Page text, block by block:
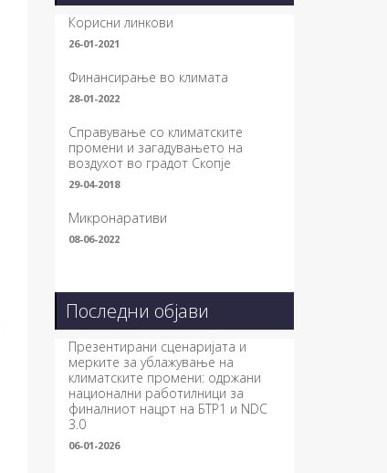
Корисни линкови
26-01-2021
Финансирање во климата
28-01-2022
Справување со климатските
промени и загадувањето на
воздухот во градот Скопје
29-04-2018
Микронаративи
08-06-2022
Последни објави
Презентирани сценаријата и
мерките за ублажување на
климатските промени: одржани
национални работилници за
финалниот нацрт на БТР1 и NDC
3.0
06-01-2026